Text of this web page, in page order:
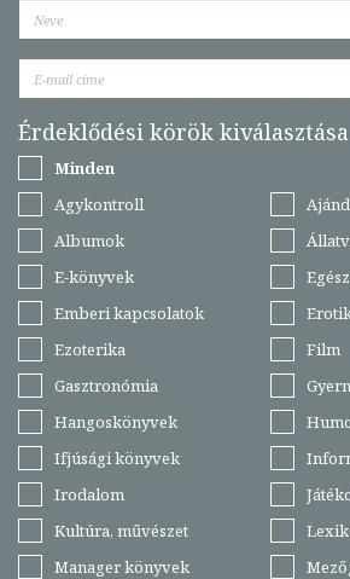
Érdeklődési körök kiválasztása
Minden
Agykontroll
Albumok
E-könyvek
Emberi kapcsolatok
Ezoterika
Film
Gasztronómia
Hangoskönyvek
Ifjúsági könyvek
Irodalom
Kultúra, művészet
Manager könyvek